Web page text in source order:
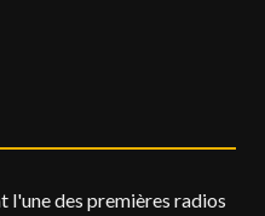
l'une des premières radios